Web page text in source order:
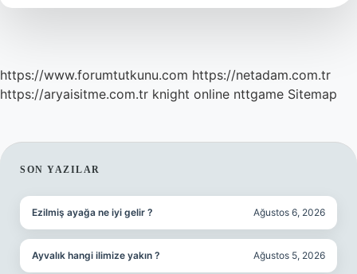
Gelir
https://www.forumtutkunu.com https://netadam.com.tr
https://aryaisitme.com.tr knight online nttgame Sitemap
SIDEBAR
SON YAZILAR
Ezilmiş ayağa ne iyi gelir ? Ağustos 6, 2026
Ayvalık hangi ilimize yakın ? Ağustos 5, 2026